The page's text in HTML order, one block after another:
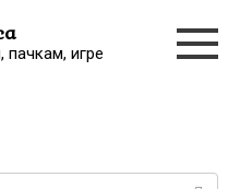
пачкам, игре